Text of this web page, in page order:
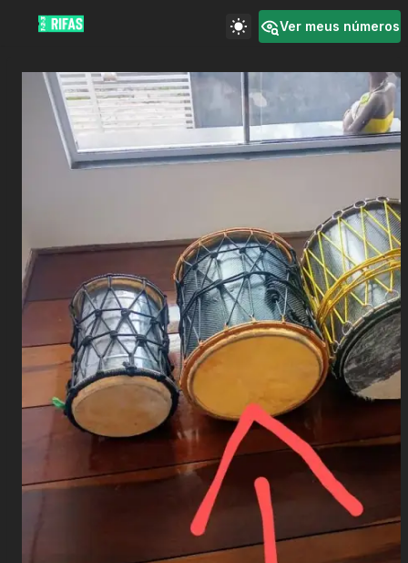
Ver meus números